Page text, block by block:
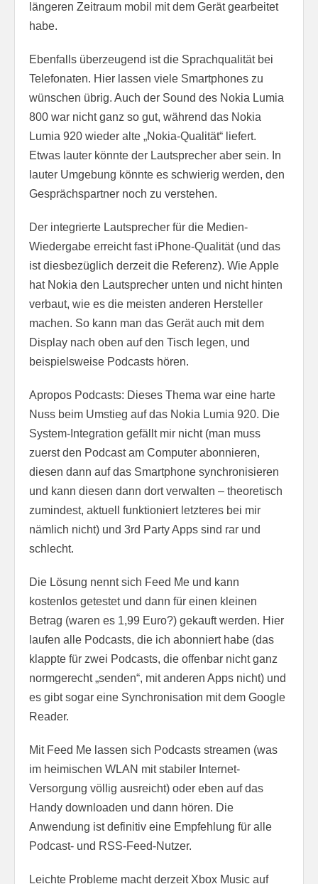
längeren Zeitraum mobil mit dem Gerät gearbeitet
habe.
Ebenfalls überzeugend ist die Sprachqualität bei
Telefonaten. Hier lassen viele Smartphones zu
wünschen übrig. Auch der Sound des Nokia Lumia
800 war nicht ganz so gut, während das Nokia
Lumia 920 wieder alte „Nokia-Qualität“ liefert.
Etwas lauter könnte der Lautsprecher aber sein. In
lauter Umgebung könnte es schwierig werden, den
Gesprächspartner noch zu verstehen.
Der integrierte Lautsprecher für die Medien-
Wiedergabe erreicht fast iPhone-Qualität (und das
ist diesbezüglich derzeit die Referenz). Wie Apple
hat Nokia den Lautsprecher unten und nicht hinten
verbaut, wie es die meisten anderen Hersteller
machen. So kann man das Gerät auch mit dem
Display nach oben auf den Tisch legen, und
beispielsweise Podcasts hören.
Apropos Podcasts: Dieses Thema war eine harte
Nuss beim Umstieg auf das Nokia Lumia 920. Die
System-Integration gefällt mir nicht (man muss
zuerst den Podcast am Computer abonnieren,
diesen dann auf das Smartphone synchronisieren
und kann diesen dann dort verwalten – theoretisch
zumindest, aktuell funktioniert letzteres bei mir
nämlich nicht) und 3rd Party Apps sind rar und
schlecht.
Die Lösung nennt sich Feed Me und kann
kostenlos getestet und dann für einen kleinen
Betrag (waren es 1,99 Euro?) gekauft werden. Hier
laufen alle Podcasts, die ich abonniert habe (das
klappte für zwei Podcasts, die offenbar nicht ganz
normgerecht „senden“, mit anderen Apps nicht) und
es gibt sogar eine Synchronisation mit dem Google
Reader.
Mit Feed Me lassen sich Podcasts streamen (was
im heimischen WLAN mit stabiler Internet-
Versorgung völlig ausreicht) oder eben auf das
Handy downloaden und dann hören. Die
Anwendung ist definitiv eine Empfehlung für alle
Podcast- und RSS-Feed-Nutzer.
Leichte Probleme macht derzeit Xbox Music auf